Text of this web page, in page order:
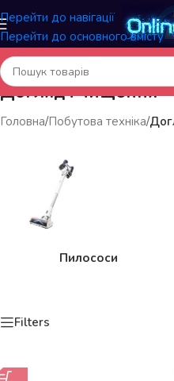
Перейти до навігації
Перейти до основного вмісту
Догляд і чищення
Головна/Побутова техніка/
Пилососи
Filters